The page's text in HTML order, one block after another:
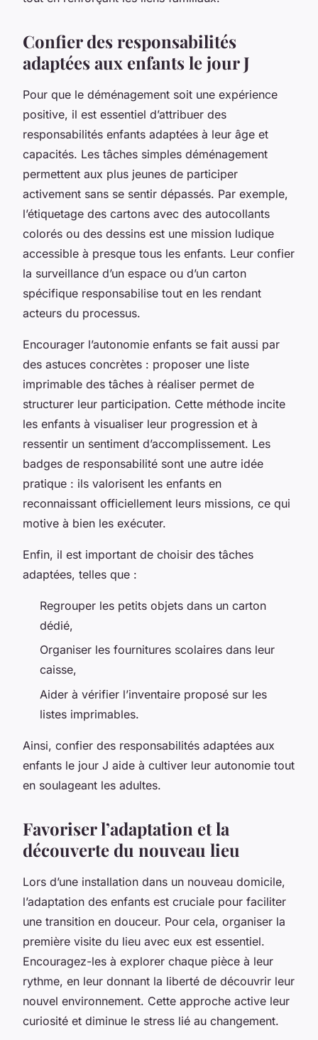
Confier des responsabilités
adaptées aux enfants le jour J
Pour que le déménagement soit une expérience
positive, il est essentiel d’attribuer des
responsabilités enfants adaptées à leur âge et
capacités. Les tâches simples déménagement
permettent aux plus jeunes de participer
activement sans se sentir dépassés. Par exemple,
l’étiquetage des cartons avec des autocollants
colorés ou des dessins est une mission ludique
accessible à presque tous les enfants. Leur confier
la surveillance d’un espace ou d’un carton
spécifique responsabilise tout en les rendant
acteurs du processus.
Encourager l’autonomie enfants se fait aussi par
des astuces concrètes : proposer une liste
imprimable des tâches à réaliser permet de
structurer leur participation. Cette méthode incite
les enfants à visualiser leur progression et à
ressentir un sentiment d’accomplissement. Les
badges de responsabilité sont une autre idée
pratique : ils valorisent les enfants en
reconnaissant officiellement leurs missions, ce qui
motive à bien les exécuter.
Enfin, il est important de choisir des tâches
adaptées, telles que :
Regrouper les petits objets dans un carton
dédié,
Organiser les fournitures scolaires dans leur
caisse,
Aider à vérifier l’inventaire proposé sur les
listes imprimables.
Ainsi, confier des responsabilités adaptées aux
enfants le jour J aide à cultiver leur autonomie tout
en soulageant les adultes.
Favoriser l’adaptation et la
découverte du nouveau lieu
Lors d’une installation dans un nouveau domicile,
l’adaptation des enfants est cruciale pour faciliter
une transition en douceur. Pour cela, organiser la
première visite du lieu avec eux est essentiel.
Encouragez-les à explorer chaque pièce à leur
rythme, en leur donnant la liberté de découvrir leur
nouvel environnement. Cette approche active leur
curiosité et diminue le stress lié au changement.